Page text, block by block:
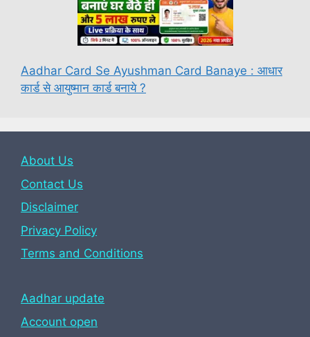
Aadhar Card Se Ayushman Card Banaye : आधार
कार्ड से आयुष्मान कार्ड बनाये ?
About Us
Contact Us
Disclaimer
Privacy Policy
Terms and Conditions
Aadhar update
Account open